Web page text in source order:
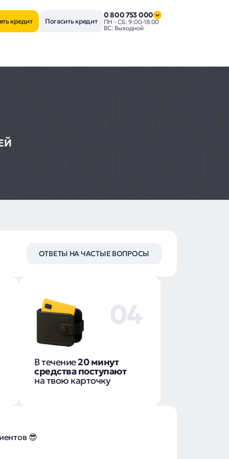
кредит Погасить кредит
0 800 753 000
ПН - СБ: 9:00-18:00
ВС: Выходной
ОТВЕТЫ НА ЧАСТЫЕ ВОПРОСЫ
04
В течение20 минут
средства поступают
на твою карточку
😎